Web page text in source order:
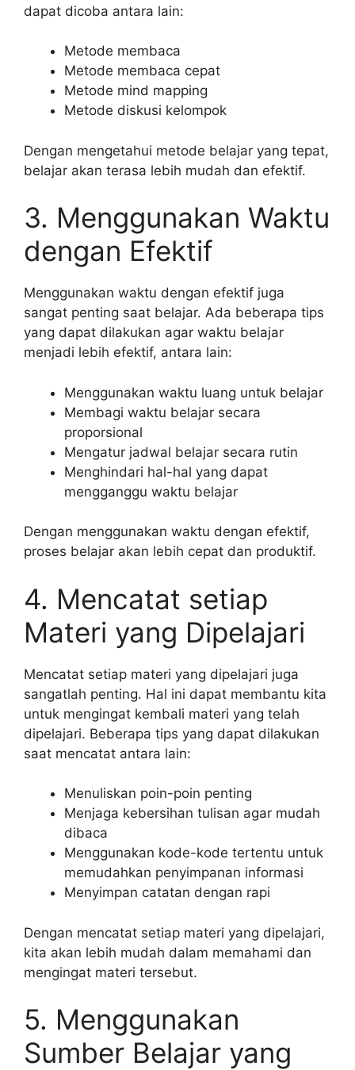
dapat dicoba antara lain:
Metode membaca
Metode membaca cepat
Metode mind mapping
Metode diskusi kelompok
Dengan mengetahui metode belajar yang tepat,
belajar akan terasa lebih mudah dan efektif.
3. Menggunakan Waktu
dengan Efektif
Menggunakan waktu dengan efektif juga
sangat penting saat belajar. Ada beberapa tips
yang dapat dilakukan agar waktu belajar
menjadi lebih efektif, antara lain:
Menggunakan waktu luang untuk belajar
Membagi waktu belajar secara
proporsional
Mengatur jadwal belajar secara rutin
Menghindari hal-hal yang dapat
mengganggu waktu belajar
Dengan menggunakan waktu dengan efektif,
proses belajar akan lebih cepat dan produktif.
4. Mencatat setiap
Materi yang Dipelajari
Mencatat setiap materi yang dipelajari juga
sangatlah penting. Hal ini dapat membantu kita
untuk mengingat kembali materi yang telah
dipelajari. Beberapa tips yang dapat dilakukan
saat mencatat antara lain:
Menuliskan poin-poin penting
Menjaga kebersihan tulisan agar mudah
dibaca
Menggunakan kode-kode tertentu untuk
memudahkan penyimpanan informasi
Menyimpan catatan dengan rapi
Dengan mencatat setiap materi yang dipelajari,
kita akan lebih mudah dalam memahami dan
mengingat materi tersebut.
5. Menggunakan
Sumber Belajar yang